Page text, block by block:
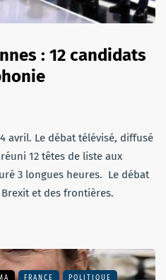
: 12 candidats
avril. Le débat télévisé, diffusé
12 têtes de liste aux
3 longues heures. Le débat
et des frontières.
FRANCE POLITIQUE